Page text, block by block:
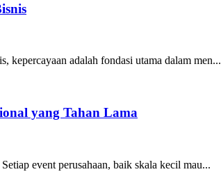
kepercayaan adalah fondasi utama dalam men...
yang Tahan Lama
event perusahaan, baik skala kecil mau...